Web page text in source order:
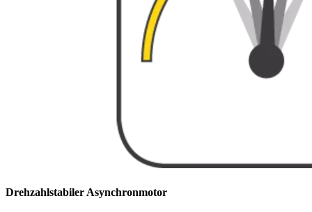
Drehzahlstabiler Asynchronmotor